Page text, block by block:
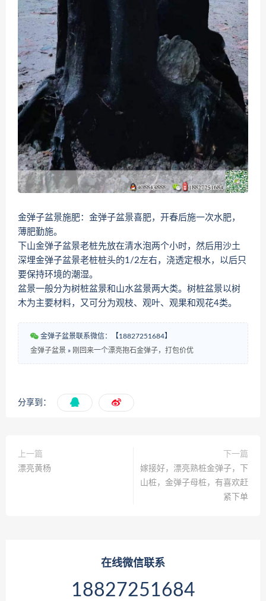
金弹子盆景施肥：金弹子盆景喜肥，开春后施一次水肥，
薄肥勤施。
下山金弹子盆景老桩先放在清水泡两个小时，然后用沙土
深埋金弹子盆景老桩桩头的1/2左右，浇透定根水，以后只
要保持环境的潮湿。
盆景一般分为树桩盆景和山水盆景两大类。树桩盆景以树
木为主要材料，又可分为观枝、观叶、观果和观花4类。
金弹子盆景联系微信：【18827251684】
金弹子盆景 » 刚回来一个漂亮抱石金弹子，打包价优
分享到：
上一篇
漂亮黄杨
下一篇
嫁接好，漂亮熟桩金弹子，下
山桩，金弹子母桩，有喜欢赶
紧下单
在线微信联系
18827251684